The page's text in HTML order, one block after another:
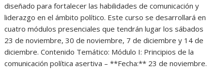
diseñado para fortalecer las habilidades de comunicación y
liderazgo en el ámbito político. Este curso se desarrollará en
cuatro módulos presenciales que tendrán lugar los sábados
23 de noviembre, 30 de noviembre, 7 de diciembre y 14 de
diciembre. Contenido Temático: Módulo I: Principios de la
comunicación política asertiva – **Fecha:** 23 de noviembre.